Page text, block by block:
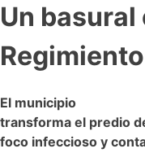
Un basural
Regimiento
El municipio
transforma el predio
foco infeccioso y